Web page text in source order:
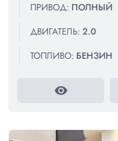
ПРИВОД: ПОЛНЫЙ
ДВИГАТЕЛЬ: 2.0
ТОПЛИВО: БЕНЗИН
visibility